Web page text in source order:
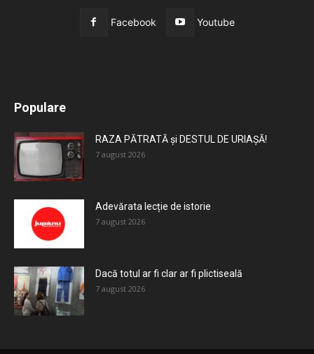
Facebook Youtube
Populare
RAZA PĂTRATĂ și DESTUL DE URIAȘĂ!
7 august 2026
Adevărata lecție de istorie
7 august 2026
Dacă totul ar fi clar ar fi plictiseală
7 august 2026